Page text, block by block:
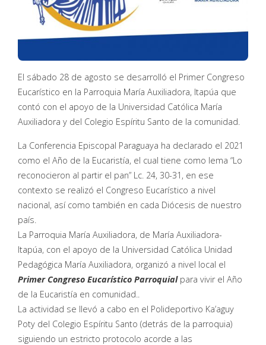
El sábado 28 de agosto se desarrolló el Primer Congreso
Eucarístico en la Parroquia María Auxiliadora, Itapúa que
contó con el apoyo de la Universidad Católica María
Auxiliadora y del Colegio Espíritu Santo de la comunidad.
La Conferencia Episcopal Paraguaya ha declarado el 2021
como el Año de la Eucaristía, el cual tiene como lema “Lo
reconocieron al partir el pan” Lc. 24, 30-31, en ese
contexto se realizó el Congreso Eucarístico a nivel
nacional, así como también en cada Diócesis de nuestro
país.
La Parroquia María Auxiliadora, de María Auxiliadora-
Itapúa, con el apoyo de la Universidad Católica Unidad
Pedagógica María Auxiliadora, organizó a nivel local el
Primer Congreso Eucarístico Parroquialpara vivir el Año
de la Eucaristía en comunidad..
La actividad se llevó a cabo en el Polideportivo Ka’aguy
Poty del Colegio Espíritu Santo (detrás de la parroquia)
siguiendo un estricto protocolo acorde a las